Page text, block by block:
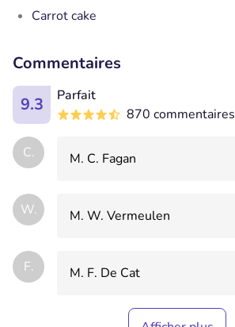
Carrot cake
Commentaires
9.3
Parfait
870 commentaires
C. M. C. Fagan
W. M. W. Vermeulen
F. M. F. De Cat